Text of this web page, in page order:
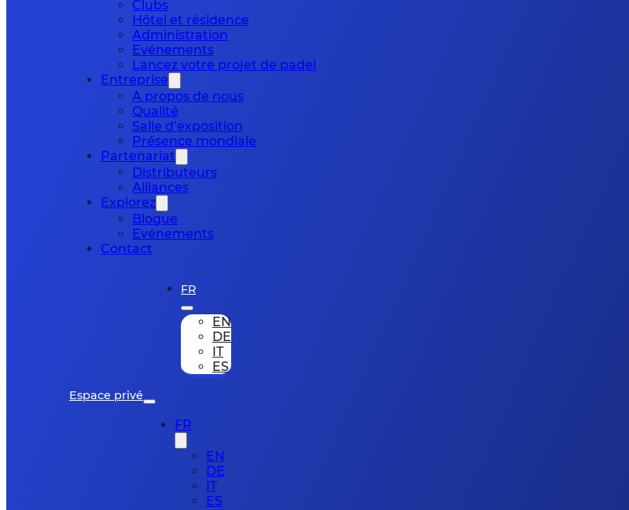
Clubs
Hôtel et résidence
Administration
Evénements
Lancez votre projet de padel
Entreprise
A propos de nous
Qualité
Salle d’exposition
Présence mondiale
Partenariat
Distributeurs
Alliances
Explorez
Blogue
Evénements
Contact
Espace privé
FR
EN
DE
IT
ES
FR
EN
DE
IT
ES